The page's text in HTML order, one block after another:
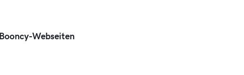
Webseiten